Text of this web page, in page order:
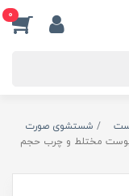
0
شستشوی صورت
مختلط و چرب حجم